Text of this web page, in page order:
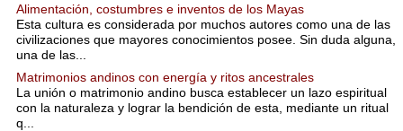
Alimentación, costumbres e inventos de los Mayas
Esta cultura es considerada por muchos autores como una de las
civilizaciones que mayores conocimientos posee. Sin duda alguna,
una de las...
Matrimonios andinos con energía y ritos ancestrales
La unión o matrimonio andino busca establecer un lazo espiritual
con la naturaleza y lograr la bendición de esta, mediante un ritual
q...